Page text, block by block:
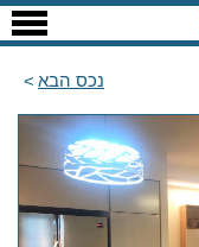
נכס הבא